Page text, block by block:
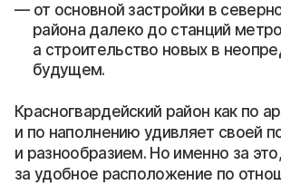
от основной застройки в
района далеко до станций
а строительство новых в
будущем.
Красногвардейский район как по
и по наполнению удивляет своей
и разнообразием. Но именно за
за удобное расположение по